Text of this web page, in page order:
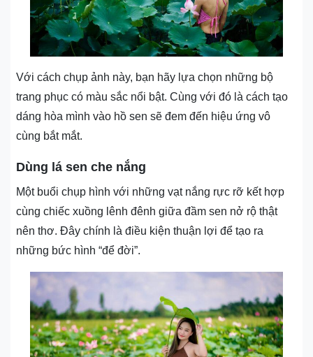
Với cách chụp ảnh này, bạn hãy lựa chọn những bộ
trang phục có màu sắc nổi bật. Cùng với đó là cách tạo
dáng hòa mình vào hồ sen sẽ đem đến hiệu ứng vô
cùng bắt mắt.
Dùng lá sen che nắng
Một buổi chụp hình với những vạt nắng rực rỡ kết hợp
cùng chiếc xuồng lênh đênh giữa đầm sen nở rộ thật
nên thơ. Đây chính là điều kiện thuận lợi để tạo ra
những bức hình “để đời”.